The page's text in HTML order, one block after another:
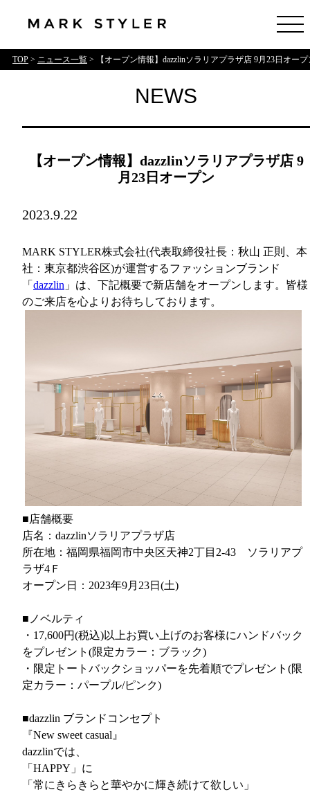
TOP > ニュース一覧 > 【オープン情報】dazzlinソラリアプラザ店 9月23日オープ
NEWS
【オープン情報】dazzlinソラリアプラザ店 9
月23日オープン
2023.9.22
MARK STYLER株式会社(代表取締役社長：秋山 正則、本
社：東京都渋谷区)が運営するファッションブランド
「 dazzlin 」は、下記概要で新店舗をオープンします。皆様
のご来店を心よりお待ちしております。
■店舗概要
店名：dazzlinソラリアプラザ店
所在地：福岡県福岡市中央区天神2丁目2-43 ソラリアプ
ラザ4Ｆ
オープン日：2023年9月23日(土)
■ノベルティ
・17,600円(税込)以上お買い上げのお客様にハンドバック
をプレゼント(限定カラー：ブラック)
・限定トートバックショッパーを先着順でプレゼント(限
定カラー：パープル/ピンク)
■dazzlin ブランドコンセプト
『New sweet casual』
dazzlinでは、
「HAPPY」に
「常にきらきらと華やかに輝き続けて欲しい」